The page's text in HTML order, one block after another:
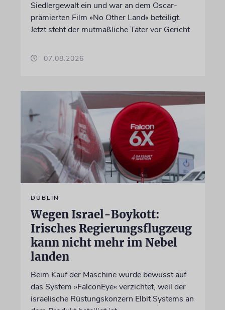
Siedlergewalt ein und war an dem Oscar-
prämierten Film »No Other Land« beteiligt.
Jetzt steht der mutmaßliche Täter vor Gericht
07.08.2026
DUBLIN
Wegen Israel-Boykott:
Irisches Regierungsflugzeug
kann nicht mehr im Nebel
landen
Beim Kauf der Maschine wurde bewusst auf
das System »FalconEye« verzichtet, weil der
israelische Rüstungskonzern Elbit Systems an